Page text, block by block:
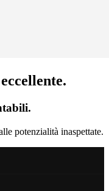
potenzialità inaspettate.